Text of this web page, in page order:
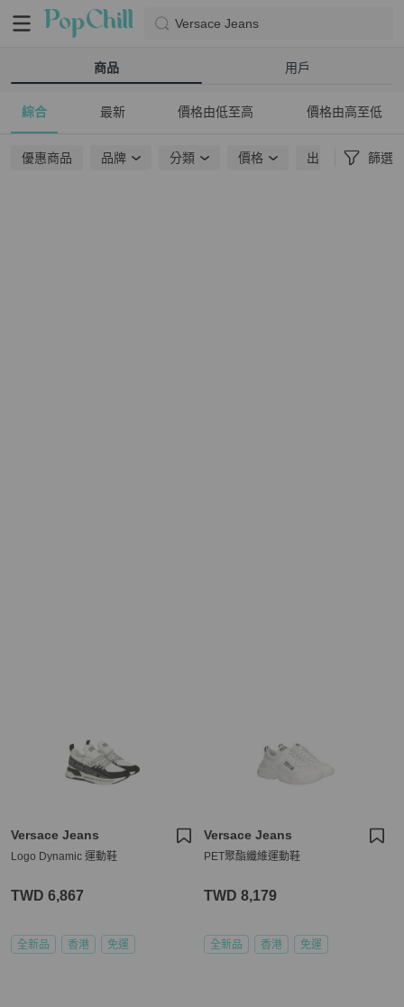
Versace Jeans
商品 用戶
綜合 最新 價格由低至高 價格由高至低
優惠商品 品牌 分類 價格 出貨地點 篩選
Versace Jeans
Logo Dynamic 運動鞋
TWD 6,867
全新品 香港 免運
Versace Jeans
PET聚酯纖維運動鞋
TWD 8,179
全新品 香港 免運